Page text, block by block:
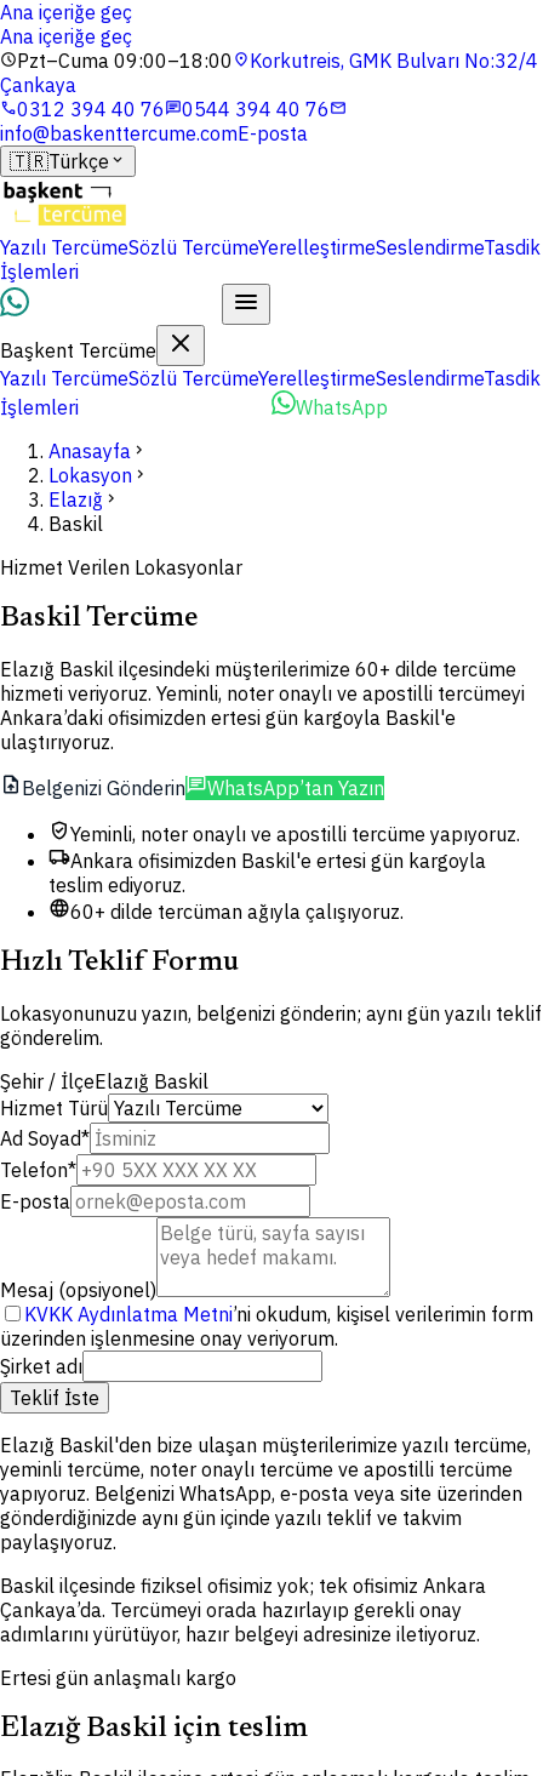
Ana içeriğe geç
Ana içeriğe geç
schedulePzt–Cuma 09:00–18:00 location_onKorkutreis, GMK Bulvarı No:32/4
Çankaya
phone0312 394 40 76chat0544 394 40 76mail
info@baskenttercume.comE-posta
🇹🇷Türkçe expand_more
Yazılı TercümeSözlü TercümeYerelleştirmeSeslendirmeTasdik
İşlemleri
Başkent Tercüme
Yazılı TercümeSözlü TercümeYerelleştirmeSeslendirmeTasdik
İşlemleri
WhatsApp
Anasayfa chevron_right
Lokasyon chevron_right
Elazığ chevron_right
Baskil
Hizmet Verilen Lokasyonlar
Baskil Tercüme
Elazığ Baskil ilçesindeki müşterilerimize 60+ dilde tercüme
hizmeti veriyoruz. Yeminli, noter onaylı ve apostilli tercümeyi
Ankara’daki ofisimizden ertesi gün kargoyla Baskil'e
ulaştırıyoruz.
upload_file Belgenizi GönderinchatWhatsApp’tan Yazın
verified_userYeminli, noter onaylı ve apostilli tercüme yapıyoruz.
local_shippingAnkara ofisimizden Baskil'e ertesi gün kargoyla
teslim ediyoruz.
language60+ dilde tercüman ağıyla çalışıyoruz.
Hızlı Teklif Formu
Lokasyonunuzu yazın, belgenizi gönderin; aynı gün yazılı teklif
gönderelim.
Şehir / İlçeElazığ Baskil
Hizmet Türü
Ad Soyad*
Telefon*
E-posta
Mesaj (opsiyonel)
KVKK Aydınlatma Metni’ni okudum, kişisel verilerimin form
üzerinden işlenmesine onay veriyorum.
Şirket adı
Teklif İste
Elazığ Baskil'den bize ulaşan müşterilerimize yazılı tercüme,
yeminli tercüme, noter onaylı tercüme ve apostilli tercüme
yapıyoruz. Belgenizi WhatsApp, e-posta veya site üzerinden
gönderdiğinizde aynı gün içinde yazılı teklif ve takvim
paylaşıyoruz.
Baskil ilçesinde fiziksel ofisimiz yok; tek ofisimiz Ankara
Çankaya’da. Tercümeyi orada hazırlayıp gerekli onay
adımlarını yürütüyor, hazır belgeyi adresinize iletiyoruz.
Ertesi gün anlaşmalı kargo
Elazığ Baskil için teslim